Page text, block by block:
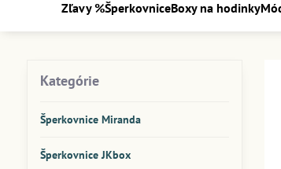
Zľavy %ŠperkovniceBoxy na hodinky
Kategórie
Šperkovnice Miranda
Šperkovnice JKbox